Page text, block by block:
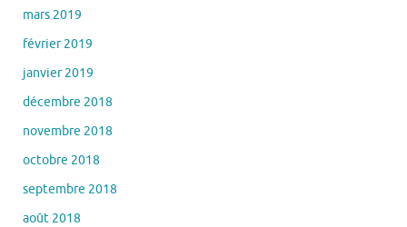
mars 2019
février 2019
janvier 2019
décembre 2018
novembre 2018
octobre 2018
septembre 2018
août 2018